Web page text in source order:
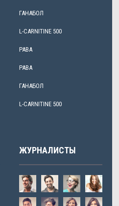
ГАНАБОЛ
L-CARNITINE 500
PABA
PABA
ГАНАБОЛ
L-CARNITINE 500
ЖУРНАЛИСТЫ